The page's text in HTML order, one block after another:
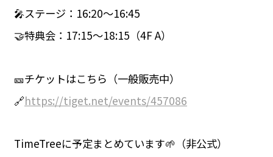
🎤ステージ：16:20〜16:45
🤝特典会：17:15〜18:15（4F A）
🎫チケットはこちら（一般販売中）
🔗https://tiget.net/events/457086
TimeTreeに予定まとめています🌱（非公式）